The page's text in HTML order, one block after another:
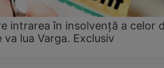
intrarea în insolvență a celor
va lua Varga. Exclusiv